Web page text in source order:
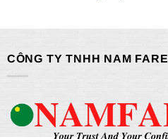
CÔNG TY TNHH NAM FARE